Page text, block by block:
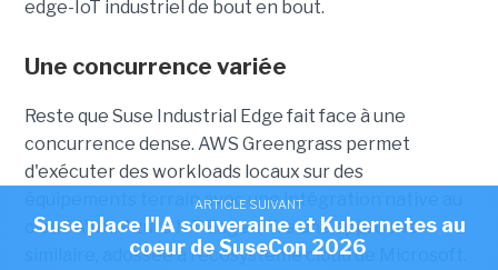
edge-IoT industriel de bout en bout.
Une concurrence variée
Reste que Suse Industrial Edge fait face à une
concurrence dense. AWS Greengrass permet
d'exécuter des workloads locaux sur des
équipements terrain avec une intégration native au
cloud AWS. Azure IoT Edge offre une approche
similaire, adossée à l'écosystème cloud de Microsoft.
ARTICLE SUIVANT
Suse place l'IA souveraine et Kubernetes au
coeur de SuseCon 2026